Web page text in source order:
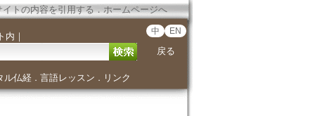
イトの内容を引用する．ホームページへ
内 ｜ 中 EN
戻る
ル仏経． 言語レッスン ． リンク